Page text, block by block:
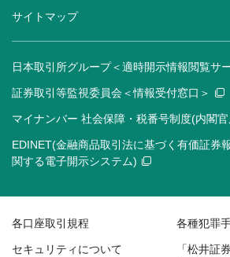
サイトマップ
日本取引所グループ＜適時開示情報閲覧サ
証券取引等監視委員会＜情報受付窓口＞
マイナンバー 社会保障・税番号制度(内閣
EDINET(金融商品取引法に基づく有価証券
関する電子開示システム)
各口座取引規程 各種犯罪
セキュリティについて
「松井証